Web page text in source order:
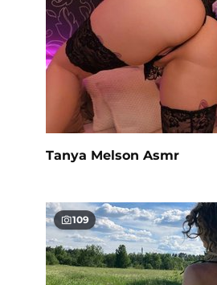
Tanya Melson Asmr
109